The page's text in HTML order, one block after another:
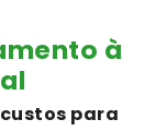
à
para